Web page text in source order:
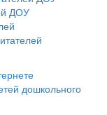
ДОУ
дошкольного